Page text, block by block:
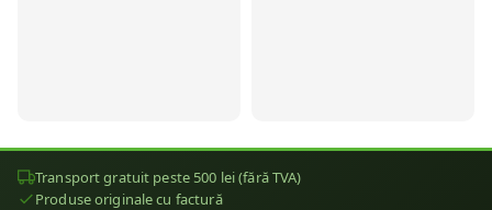
Transport gratuit peste 500 lei (fără TVA)
Produse originale cu factură